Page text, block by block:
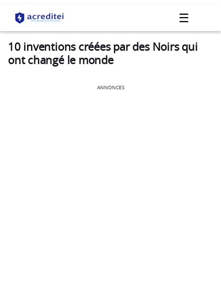
☰
10 inventions créées par des Noirs qui
ont changé le monde
ANNONCES